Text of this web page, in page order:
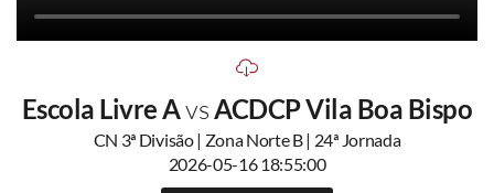
Escola Livre AvsACDCP Vila Boa Bispo
CN 3ª Divisão | Zona Norte B | 24ª Jornada
2026-05-16 18:55:00